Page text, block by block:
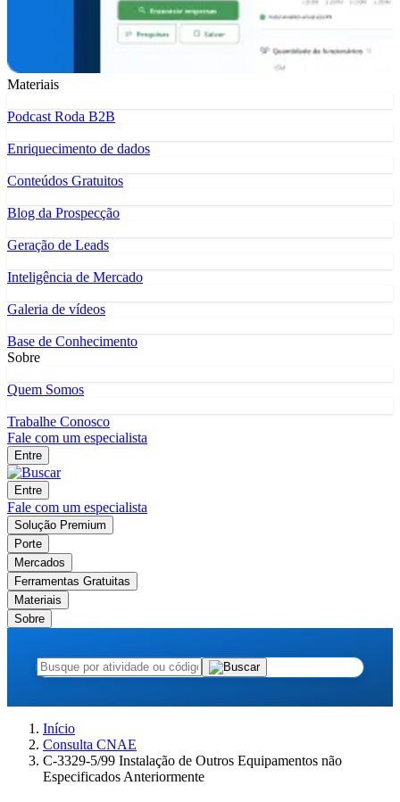
Materiais
Podcast Roda B2B
Enriquecimento de dados
Conteúdos Gratuitos
Blog da Prospecção
Geração de Leads
Inteligência de Mercado
Galeria de vídeos
Base de Conhecimento
Sobre
Quem Somos
Trabalhe Conosco
Fale com um especialista
Entre
Entre
Fale com um especialista
Solução Premium
Porte
Mercados
Ferramentas Gratuitas
Materiais
Sobre
Início
Consulta CNAE
C-3329-5/99 Instalação de Outros Equipamentos não
Especificados Anteriormente